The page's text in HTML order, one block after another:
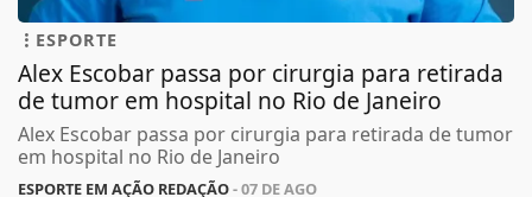
ESPORTE
Alex Escobar passa por cirurgia para retirada
de tumor em hospital no Rio de Janeiro
Alex Escobar passa por cirurgia para retirada de tumor
em hospital no Rio de Janeiro
ESPORTE EM AÇÃO REDAÇÃO- 07 DE AGO